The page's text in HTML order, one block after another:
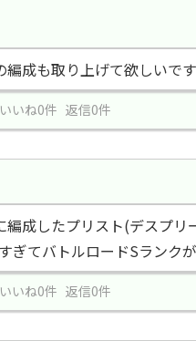
成も取り上げて欲しいです
いね0件 返信0件
編成したプリスト(デスプ
ぎてバトルロードSランク
いね0件 返信0件